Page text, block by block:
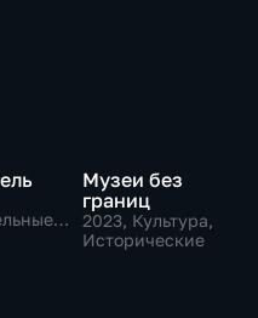
Музеи без
границ
2023, Культура,
Исторические